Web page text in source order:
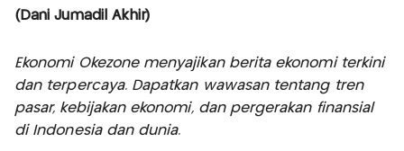
(Dani Jumadil Akhir)
Ekonomi Okezone menyajikan berita ekonomi terkini
dan terpercaya. Dapatkan wawasan tentang tren
pasar, kebijakan ekonomi, dan pergerakan finansial
di Indonesia dan dunia.